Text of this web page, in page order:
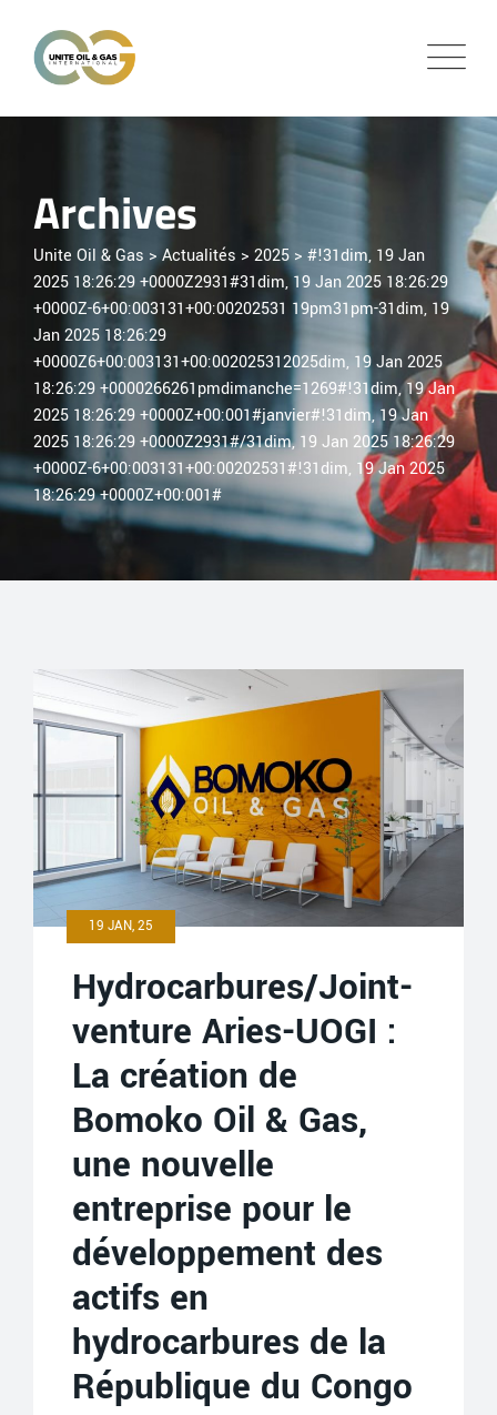
content
Archives
Unite Oil & Gas >Actualités > 2025 > #!31dim, 19 Jan
2025 18:26:29 +0000Z2931#31dim, 19 Jan 2025 18:26:29
+0000Z-6+00:003131+00:00202531 19pm31pm-31dim, 19
Jan 2025 18:26:29
+0000Z6+00:003131+00:002025312025dim, 19 Jan 2025
18:26:29 +0000266261pmdimanche=1269#!31dim, 19 Jan
2025 18:26:29 +0000Z+00:001#janvier#!31dim, 19 Jan
2025 18:26:29 +0000Z2931#/31dim, 19 Jan 2025 18:26:29
+0000Z-6+00:003131+00:00202531#!31dim, 19 Jan 2025
18:26:29 +0000Z+00:001#
19 JAN, 25
Hydrocarbures/Joint-
venture Aries-UOGI :
La création de
Bomoko Oil & Gas,
une nouvelle
entreprise pour le
développement des
actifs en
hydrocarbures de la
République du Congo